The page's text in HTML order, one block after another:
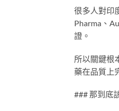
很多人對印
Pharma、
證。
所以關鍵根
藥在品質上
### 那到底